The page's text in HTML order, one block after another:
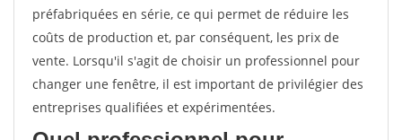
préfabriquées en série, ce qui permet de réduire les
coûts de production et, par conséquent, les prix de
vente. Lorsqu'il s'agit de choisir un professionnel pour
changer une fenêtre, il est important de privilégier des
entreprises qualifiées et expérimentées.